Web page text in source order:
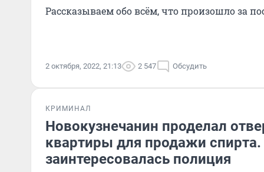
Рассказываем обо всём, что произошло за
2 октября, 2022, 21:13 2 547 Обсудить
КРИМИНАЛ
Новокузнечанин проделал
квартиры для продажи
заинтересовалась полиция